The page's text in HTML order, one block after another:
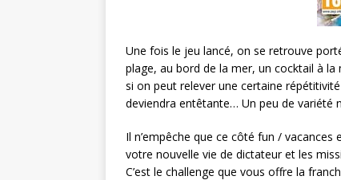
Une fois le jeu lancé, on se retrouve
plage, au bord de la mer, un cocktail à
si on peut relever une certaine
deviendra entêtante… Un peu de variété
Il n’empêche que ce côté fun /
votre nouvelle vie de dictateur et les
C’est le challenge que vous offre la